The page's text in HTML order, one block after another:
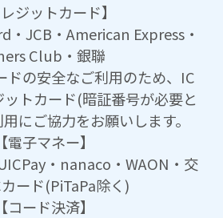
レジットカード】
・JCB・American Express・
Club・銀聯
の安全なご利用のため、IC
トカード(暗証番号が必要と
にご協力をお願いします。
【電子マネー】
・nanaco・WAON・交
ード(PiTaPa除く)
【コード決済】